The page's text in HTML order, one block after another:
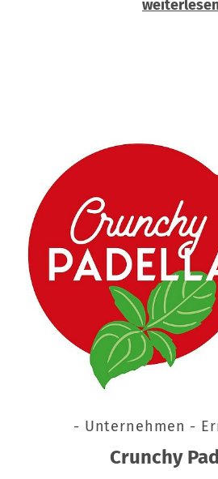
- Unternehmen -
Crunchy